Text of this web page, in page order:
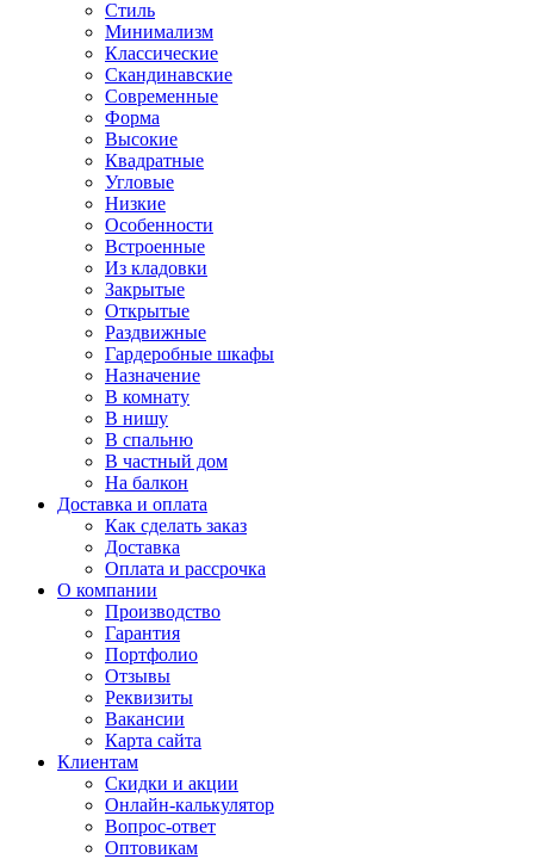
Стиль
Минимализм
Классические
Скандинавские
Современные
Форма
Высокие
Квадратные
Угловые
Низкие
Особенности
Встроенные
Из кладовки
Закрытые
Открытые
Раздвижные
Гардеробные шкафы
Назначение
В комнату
В нишу
В спальню
В частный дом
На балкон
Доставка и оплата
Как сделать заказ
Доставка
Оплата и рассрочка
О компании
Производство
Гарантия
Портфолио
Отзывы
Реквизиты
Вакансии
Карта сайта
Клиентам
Скидки и акции
Онлайн-калькулятор
Вопрос-ответ
Оптовикам